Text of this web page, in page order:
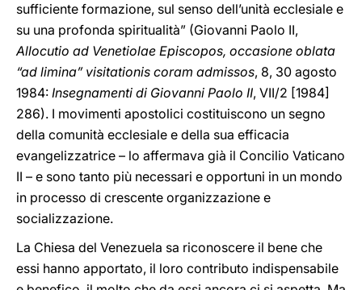
sufficiente formazione, sul senso dell’unità ecclesiale e
su una profonda spiritualità” (Giovanni Paolo II,
Allocutio ad Venetiolae Episcopos, occasione oblata
“ad limina” visitationis coram admissos, 8, 30 agosto
1984: Insegnamenti di Giovanni Paolo II, VII/2 [1984]
286). I movimenti apostolici costituiscono un segno
della comunità ecclesiale e della sua efficacia
evangelizzatrice – lo affermava già il Concilio Vaticano
II – e sono tanto più necessari e opportuni in un mondo
in processo di crescente organizzazione e
socializzazione.
La Chiesa del Venezuela sa riconoscere il bene che
essi hanno apportato, il loro contributo indispensabile